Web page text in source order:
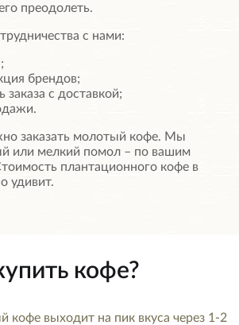
преодолеть.
с нами:
брендов;
заказа с доставкой;
заказать молотый кофе. Мы
или мелкий помол – по вашим
плантационного кофе в
удивит.
кофе?
выходит на пик вкуса через 1-2